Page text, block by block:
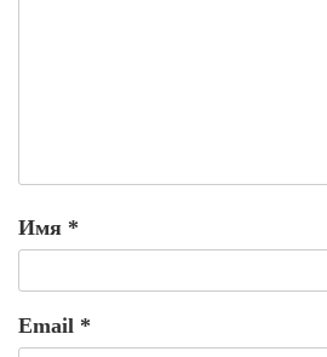
Имя *
Email *